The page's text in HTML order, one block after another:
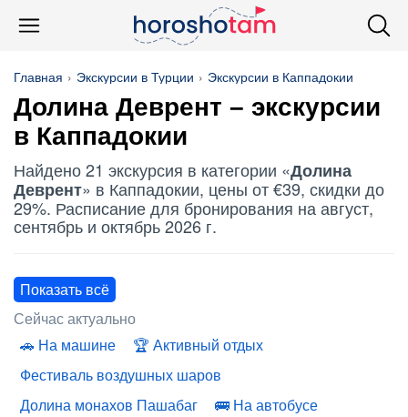
Главная Экскурсии в Турции Экскурсии в Каппадокии
Долина Деврент – экскурсии
в Каппадокии
Найдено 21 экскурсия в категории «Долина
Деврент» в Каппадокии, цены от €39, скидки до
29%. Расписание для бронирования на август,
сентябрь и октябрь 2026 г.
Показать всё
Сейчас актуально
На машине
Активный отдых
Фестиваль воздушных шаров
Долина монахов Пашабаг
На автобусе